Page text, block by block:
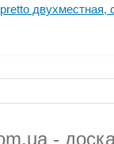
двухместная,
-